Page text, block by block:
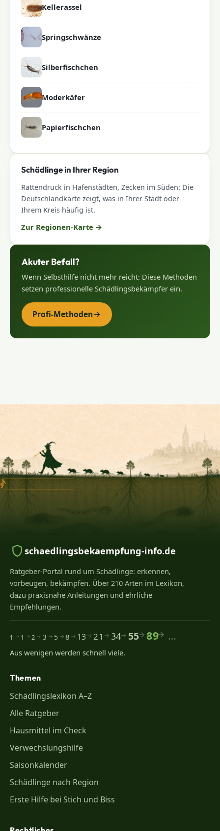
Kellerassel
Springschwänze
Silberfischchen
Moderkäfer
Papierfischchen
Schädlinge in Ihrer Region
Rattendruck in Hafenstädten, Zecken im Süden: Die
Deutschlandkarte zeigt, was in Ihrer Stadt oder
Ihrem Kreis häufig ist.
Zur Regionen-Karte →
Akuter Befall?
Wenn Selbsthilfe nicht mehr reicht: Diese Methoden
setzen professionelle Schädlingsbekämpfer ein.
Profi-Methoden
♪
♪
♩
♪
♪
♪
♪
♪
♪
♪
♩
schaedlingsbekaempfung-info.de
Ratgeber-Portal rund um Schädlinge: erkennen,
vorbeugen, bekämpfen. Über 210 Arten im Lexikon,
dazu praxisnahe Anleitungen und ehrliche
Empfehlungen.
1 1 2 3 5 8 13 21 34 55 89 …
Aus wenigen werden schnell viele.
Themen
Schädlingslexikon A–Z
Alle Ratgeber
Hausmittel im Check
Verwechslungshilfe
Saisonkalender
Schädlinge nach Region
Erste Hilfe bei Stich und Biss